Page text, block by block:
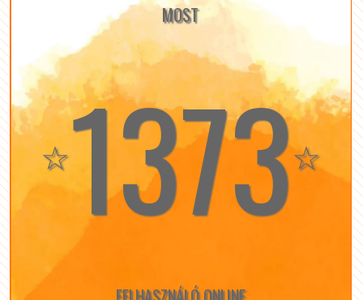
MOST
☆1373☆